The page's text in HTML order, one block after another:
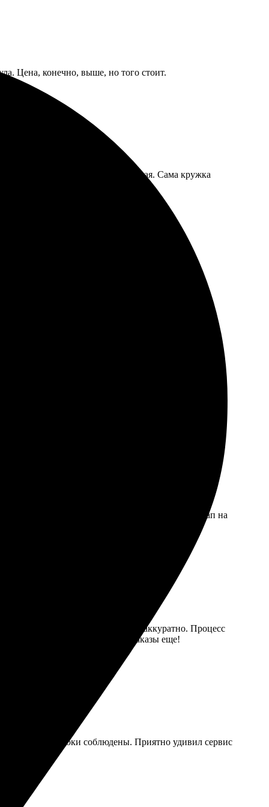
Цена, конечно, выше, но того стоит.
превью. Видимо, технология такая. Сама кружка
Предложили множество стильных фонов и
а разворотов достаточно для всех моих
не пожалеете!
Приятно работать с профессионалами.
Приятно было работать с командой. Каждый этап на
Доставили быстро, упаковано аккуратно. Процесс
доволен, буду делать заказы еще!
работы, сроки соблюдены. Приятно удивил сервис